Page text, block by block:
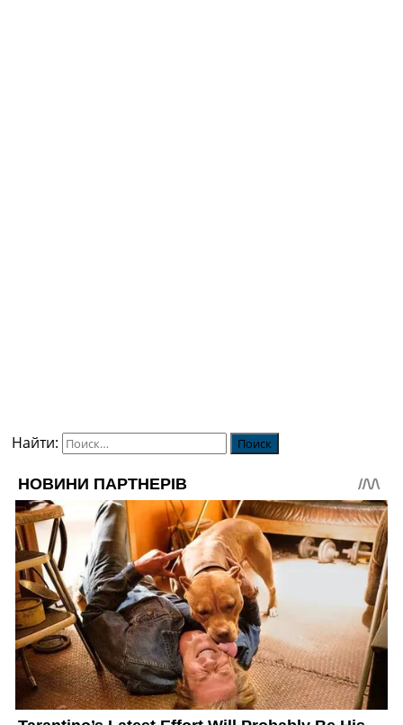
Найти: